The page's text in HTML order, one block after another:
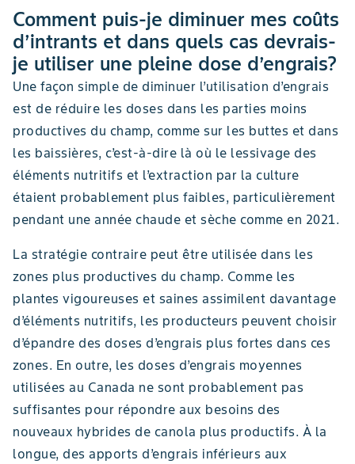
Comment puis-je diminuer mes coûts
d’intrants et dans quels cas devrais-
je utiliser une pleine dose d’engrais?
Une façon simple de diminuer l’utilisation d’engrais
est de réduire les doses dans les parties moins
productives du champ, comme sur les buttes et dans
les baissières, c’est-à-dire là où le lessivage des
éléments nutritifs et l’extraction par la culture
étaient probablement plus faibles, particulièrement
pendant une année chaude et sèche comme en 2021.
La stratégie contraire peut être utilisée dans les
zones plus productives du champ. Comme les
plantes vigoureuses et saines assimilent davantage
d’éléments nutritifs, les producteurs peuvent choisir
d’épandre des doses d’engrais plus fortes dans ces
zones. En outre, les doses d’engrais moyennes
utilisées au Canada ne sont probablement pas
suffisantes pour répondre aux besoins des
nouveaux hybrides de canola plus productifs. À la
longue, des apports d’engrais inférieurs aux